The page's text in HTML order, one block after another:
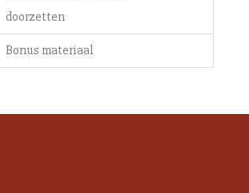
doorzetten
Bonus materiaal